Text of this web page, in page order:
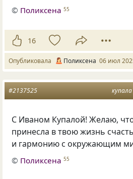
© Поликсена 55
16
Опубликовала Поликсена 06 июл
купала
#2137525
С Иваном Купалой! Желаю,
принесла в твою жизнь
и гармонию с окружающим
© Поликсена 55